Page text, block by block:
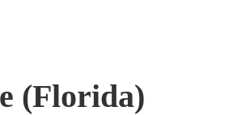
(Florida)